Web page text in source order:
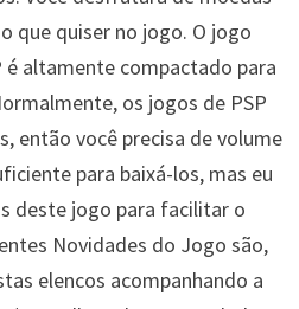
que quiser no jogo. O jogo
é altamente compactado para
os jogos de PSP
então você precisa de volume
para baixá-los, mas eu
deste jogo para facilitar o
Novidades do Jogo são,
elencos acompanhando a